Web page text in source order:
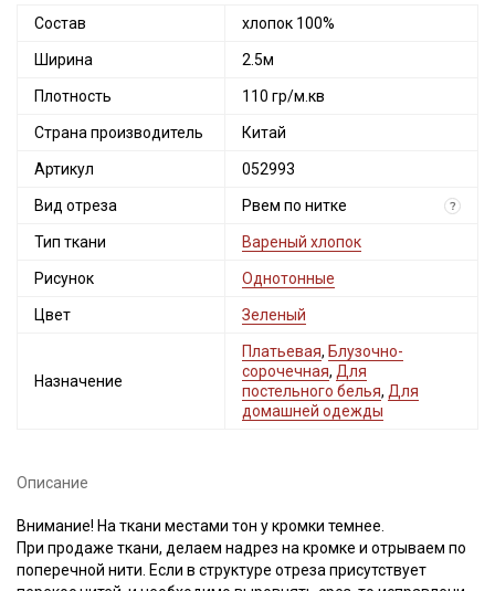
Состав хлопок 100%
Ширина 2.5м
Плотность 110 гр/м.кв
Страна производитель Китай
Артикул 052993
Вид отреза Рвем по нитке ?
Тип ткани Вареный хлопок
Рисунок Однотонные
Цвет Зеленый
Назначение
Платьевая, Блузочно-
сорочечная, Для
постельного белья, Для
домашней одежды
Описание
Внимание! На ткани местами тон у кромки темнее.
При продаже ткани, делаем надрез на кромке и отрываем по
поперечной нити. Если в структуре отреза присутствует